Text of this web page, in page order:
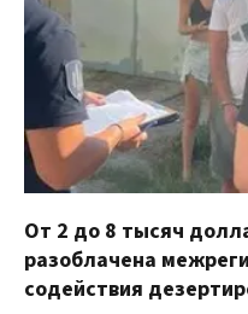
От 2 до 8 тысяч
разоблачена
содействия